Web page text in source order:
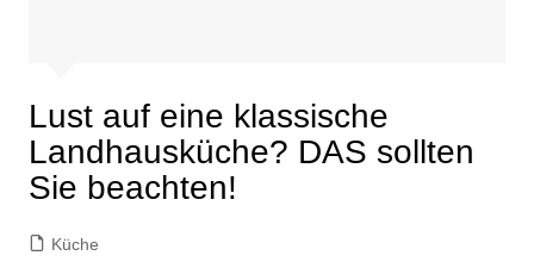
Lust auf eine klassische
Landhausküche? DAS sollten
Sie beachten!
Küche